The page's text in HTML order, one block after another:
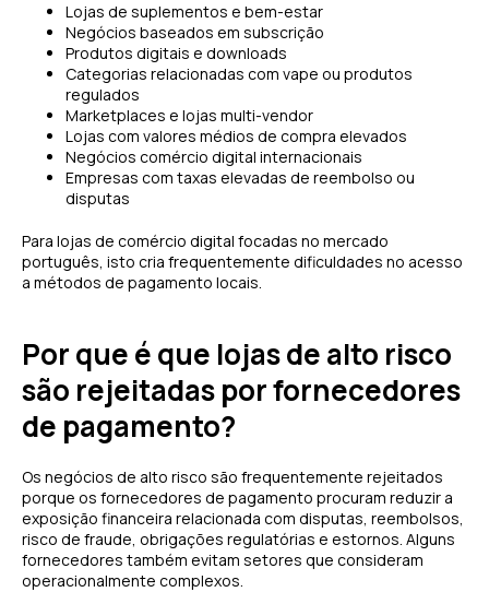
Lojas de suplementos e bem-estar
Negócios baseados em subscrição
Produtos digitais e downloads
Categorias relacionadas com vape ou produtos
regulados
Marketplaces e lojas multi-vendor
Lojas com valores médios de compra elevados
Negócios comércio digital internacionais
Empresas com taxas elevadas de reembolso ou
disputas
Para lojas de comércio digital focadas no mercado
português, isto cria frequentemente dificuldades no acesso
a métodos de pagamento locais.
Por que é que lojas de alto risco
são rejeitadas por fornecedores
de pagamento?
Os negócios de alto risco são frequentemente rejeitados
porque os fornecedores de pagamento procuram reduzir a
exposição financeira relacionada com disputas, reembolsos,
risco de fraude, obrigações regulatórias e estornos. Alguns
fornecedores também evitam setores que consideram
operacionalmente complexos.